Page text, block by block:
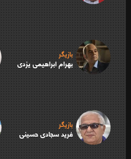
بازیگر
بهرام ابراهیمی یزدی
بازیگر
فرید سجادی حسینی